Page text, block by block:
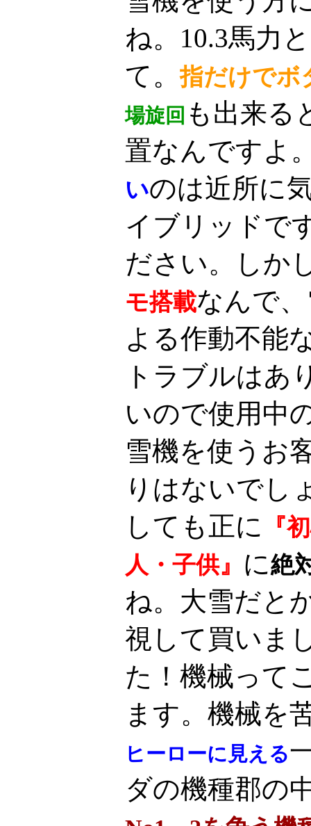
ね。10.3馬力
て。指だけでボ
場旋回 も出来る
置なんですよ
いのは近所に
イブリッドで
ださい。しか
モ搭載なんで
よる作動不能
トラブルはあ
いので使用中
雪機を使うお
りはないでし
しても正に
『
人・子供』 に絶
ね。大雪だと
視して買いま
た！機械って
ます。機械を
ヒーローに見える
ダの機種郡の